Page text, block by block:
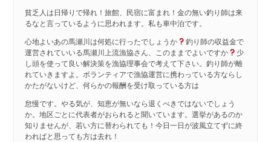
貧乏人は日帰りで帰れ！旅館、民宿に富まれ！金の無い釣り師は来
るなと言っているように思われます。私も車中泊です。
心地よいあの馬瀬川は何処に行ったでしょうか
釣り師の収益金で
運営されていいる馬瀬川上流漁協さん、このままでよいですか
少
し頭を使って良い解決策を漁協理事会で考えて下さい。釣り師が離
れていきますよ。ボランティアで漁協運営に携わっている方ならし
かたがないけど、何らかの報酬を受け取っている方は
怠慢です。やる気が、知恵が無いなら退くべきではないでしょう
か。地区ごとに代表者がおられると聞いています。選挙があるのか
知りませんが、若い方に替わられても！今日一日が波風立てずに終
わればと思っても方は去れ！